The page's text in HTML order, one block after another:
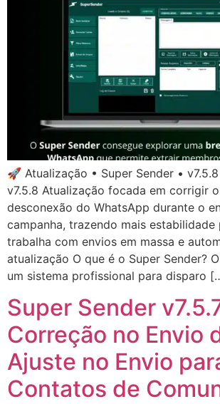
🚀 Atualização • Super Sender •
v7.5.8 Atualização focada em corrigir
desconexão do WhatsApp durante o
campanha, trazendo mais estabilidade
trabalha com envios em massa e
atualização O que é o Super Sender?
um sistema profissional para disparo
Super Sender
Correção no Envio
Ajuste no Envio
Contatos de